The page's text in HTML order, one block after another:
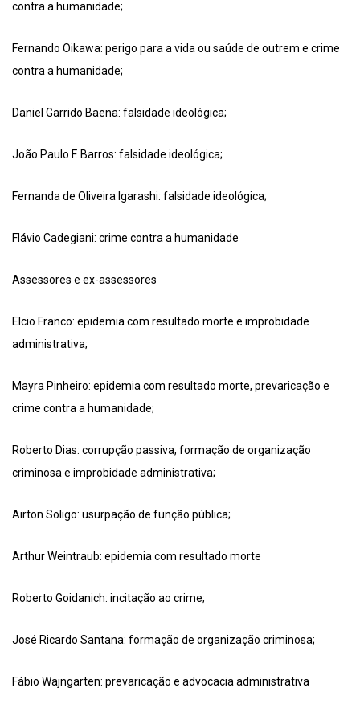
contra a humanidade;
Fernando Oikawa: perigo para a vida ou saúde de outrem e crime
contra a humanidade;
Daniel Garrido Baena: falsidade ideológica;
João Paulo F. Barros: falsidade ideológica;
Fernanda de Oliveira Igarashi: falsidade ideológica;
Flávio Cadegiani: crime contra a humanidade
Assessores e ex-assessores
Elcio Franco: epidemia com resultado morte e improbidade
administrativa;
Mayra Pinheiro: epidemia com resultado morte, prevaricação e
crime contra a humanidade;
Roberto Dias: corrupção passiva, formação de organização
criminosa e improbidade administrativa;
Airton Soligo: usurpação de função pública;
Arthur Weintraub: epidemia com resultado morte
Roberto Goidanich: incitação ao crime;
José Ricardo Santana: formação de organização criminosa;
Fábio Wajngarten: prevaricação e advocacia administrativa